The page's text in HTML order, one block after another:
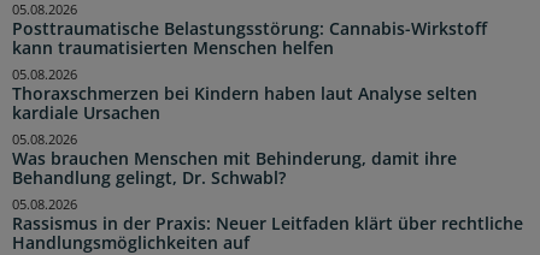
Posttraumatische Belastungsstörung: Cannabis-Wirkstoff
kann traumatisierten Menschen helfen
05.08.2026
Thoraxschmerzen bei Kindern haben laut Analyse selten
kardiale Ursachen
05.08.2026
Was brauchen Menschen mit Behinderung, damit ihre
Behandlung gelingt, Dr. Schwabl?
05.08.2026
Rassismus in der Praxis: Neuer Leitfaden klärt über rechtliche
Handlungsmöglichkeiten auf
05.08.2026